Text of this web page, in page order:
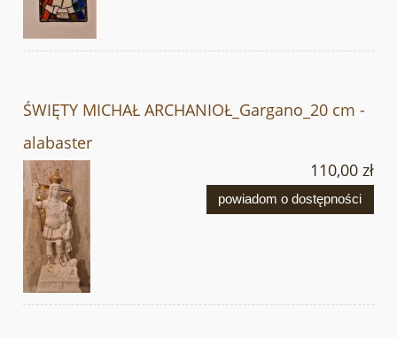
ŚWIĘTY MICHAŁ ARCHANIOŁ_Gargano_20 cm -
alabaster
110,00 zł
powiadom o dostępności